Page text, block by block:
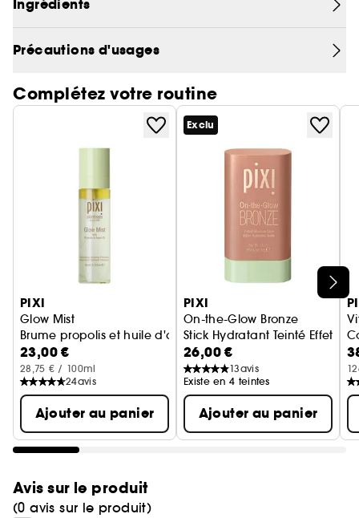
peau + protection solaire dans un essentiel
élégant et sans effort que vous adorerez porter
tous les jours. Enfin, une protection solaire qui
éclat.
Ingrédients
Précautions d'usages
Complétez votre routine
Ignorer le carrousel produits
PIXI
Glow Mist
Brume propolis et huile d'argan
23,00 €
28,75 € / 100ml
24avis
Ajouter au panier
Exclu
PIXI
On-the-Glow Bronze
Stick Hydratant Teinté Effet
26,00 €
13avis
Existe en 4 teintes
Ajouter au panier
Avis sur le produit
(0 avis sur le produit)